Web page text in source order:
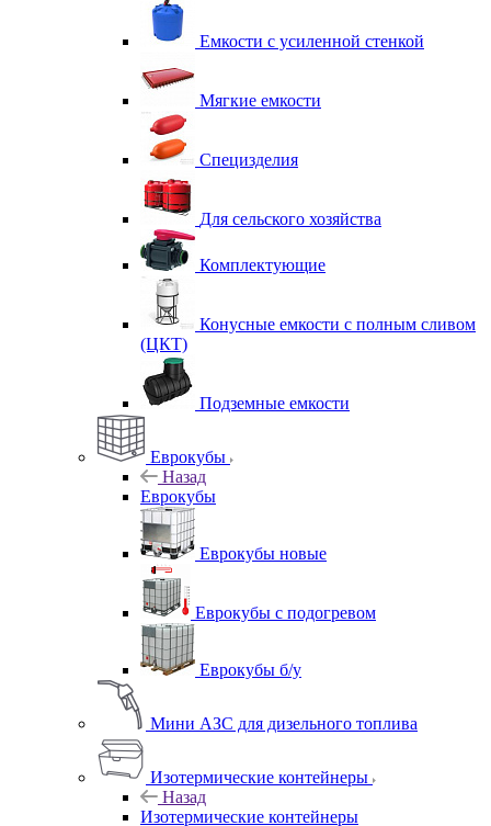
Емкости с усиленной стенкой
Мягкие емкости
Специзделия
Для сельского хозяйства
Комплектующие
Конусные емкости с полным сливом
(ЦКТ)
Подземные емкости
Еврокубы
Назад
Еврокубы
Еврокубы новые
Еврокубы с подогревом
Еврокубы б/у
Мини АЗС для дизельного топлива
Изотермические контейнеры
Назад
Изотермические контейнеры